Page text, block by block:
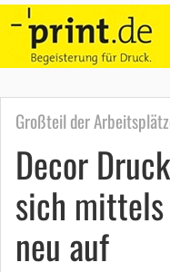
Großteil der
Decor
sich mittels
neu auf